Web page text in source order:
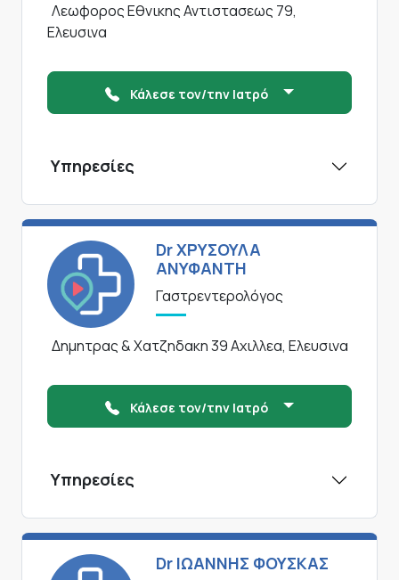
Λεωφορος Εθνικης Αντιστασεως 79,
Ελευσινα
Κάλεσε τον/την Ιατρό
Υπηρεσίες
Dr ΧΡΥΣΟΥΛΑ
ΑΝΥΦΑΝΤΗ
Γαστρεντερολόγος
Δημητρας & Χατζηδακη 39 Αχιλλεα, Ελευσινα
Κάλεσε τον/την Ιατρό
Υπηρεσίες
Dr ΙΩΑΝΝΗΣ ΦΟΥΣΚΑΣ